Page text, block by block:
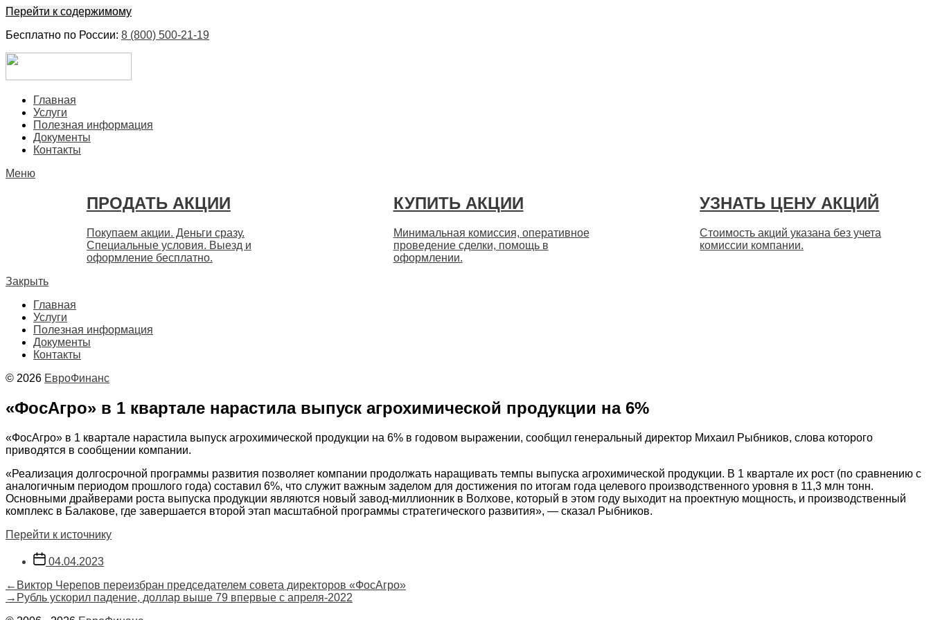
Перейти к содержимому
Бесплатно по России: 8 (800) 500-21-19
Главная
Услуги
Полезная информация
Документы
Контакты
Меню
ПРОДАТЬ АКЦИИ
Покупаем акции. Деньги сразу.
Специальные условия. Выезд и
оформление бесплатно.
КУПИТЬ АКЦИИ
Минимальная комиссия, оперативное
проведение сделки, помощь в
оформлении.
УЗНАТЬ ЦЕНУ АКЦИЙ
Стоимость акций указана без учета
комиссии компании.
Закрыть
Главная
Услуги
Полезная информация
Документы
Контакты
© 2026 ЕвроФинанс
«ФосАгро» в 1 квартале нарастила выпуск агрохимической продукции на 6%
«ФосАгро» в 1 квартале нарастила выпуск агрохимической продукции на 6% в годовом выражении, сообщил генеральный директор Михаил Рыбников, слова которого
приводятся в сообщении компании.
«Реализация долгосрочной программы развития позволяет компании продолжать наращивать темпы выпуска агрохимической продукции. В 1 квартале их рост (по сравнению с
аналогичным периодом прошлого года) составил 6%, что служит важным заделом для достижения по итогам года целевого производственного уровня в 11,3 млн тонн.
Основными драйверами роста выпуска продукции являются новый завод-миллионник в Волхове, который в этом году выходит на проектную мощность, и производственный
комплекс в Балакове, где завершается второй этап масштабной программы стратегического развития», — сказал Рыбников.
Перейти к источнику
Дата
записи
04.04.2023
Навигация
по
← Предыдущая
запись:
Виктор Черепов переизбран председателем совета директоров «ФосАгро»
→ Следующая
Рубль ускорил падение, доллар выше 79 впервые с апреля-2022